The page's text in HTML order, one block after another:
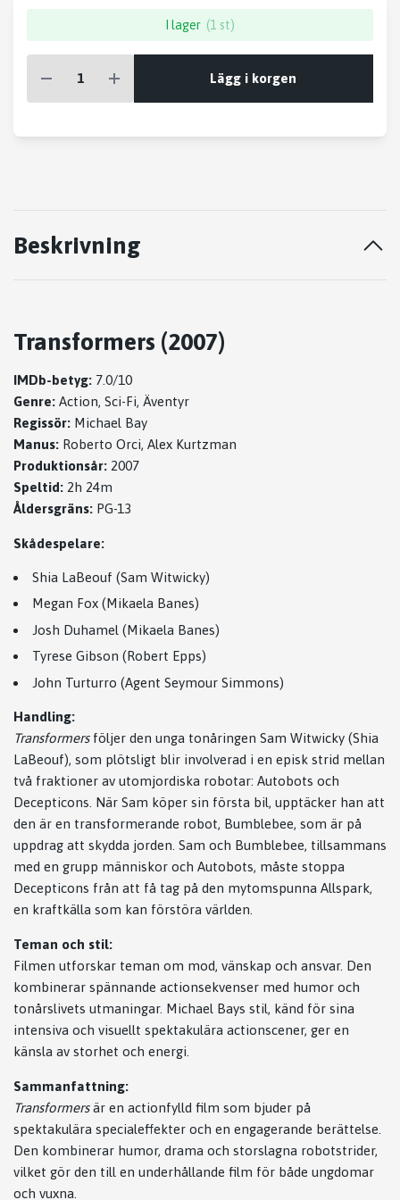
I lager (1 st)
Lägg i korgen
Beskrivning
Transformers (2007)
IMDb-betyg: 7.0/10
Genre: Action, Sci-Fi, Äventyr
Regissör: Michael Bay
Manus: Roberto Orci, Alex Kurtzman
Produktionsår: 2007
Speltid: 2h 24m
Åldersgräns: PG-13
Skådespelare:
Shia LaBeouf (Sam Witwicky)
Megan Fox (Mikaela Banes)
Josh Duhamel (Mikaela Banes)
Tyrese Gibson (Robert Epps)
John Turturro (Agent Seymour Simmons)
Handling:
Transformersföljer den unga tonåringen Sam Witwicky (Shia
LaBeouf), som plötsligt blir involverad i en episk strid mellan
två fraktioner av utomjordiska robotar: Autobots och
Decepticons. När Sam köper sin första bil, upptäcker han att
den är en transformerande robot, Bumblebee, som är på
uppdrag att skydda jorden. Sam och Bumblebee, tillsammans
med en grupp människor och Autobots, måste stoppa
Decepticons från att få tag på den mytomspunna Allspark,
en kraftkälla som kan förstöra världen.
Teman och stil:
Filmen utforskar teman om mod, vänskap och ansvar. Den
kombinerar spännande actionsekvenser med humor och
tonårslivets utmaningar. Michael Bays stil, känd för sina
intensiva och visuellt spektakulära actionscener, ger en
känsla av storhet och energi.
Sammanfattning:
Transformersär en actionfylld film som bjuder på
spektakulära specialeffekter och en engagerande berättelse.
Den kombinerar humor, drama och storslagna robotstrider,
vilket gör den till en underhållande film för både ungdomar
och vuxna.